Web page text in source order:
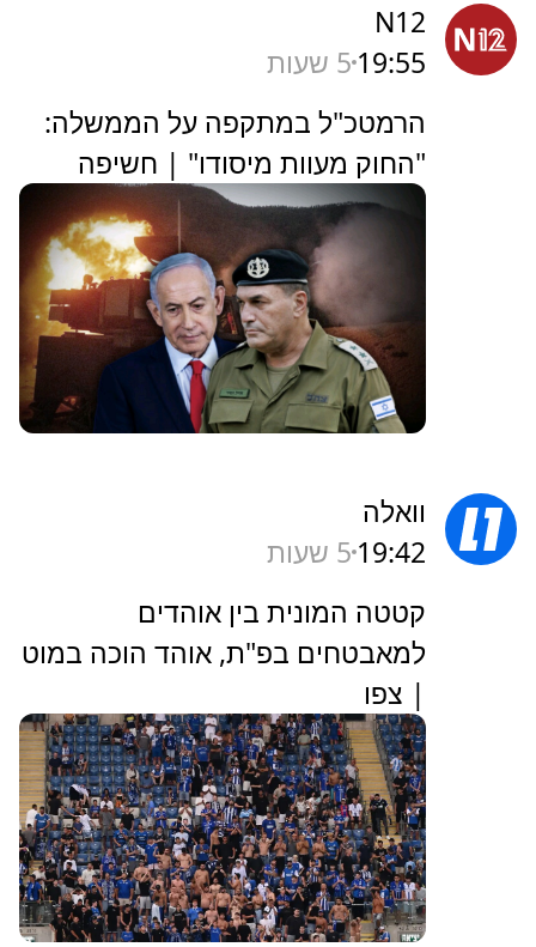
N12
19:55 5 שעות
הרמטכ"ל במתקפה על הממשלה:
"החוק מעוות מיסודו" | חשיפה
וואלה
19:42 5 שעות
קטטה המונית בין אוהדים
למאבטחים בפ"ת, אוהד הוכה במוט
| צפו